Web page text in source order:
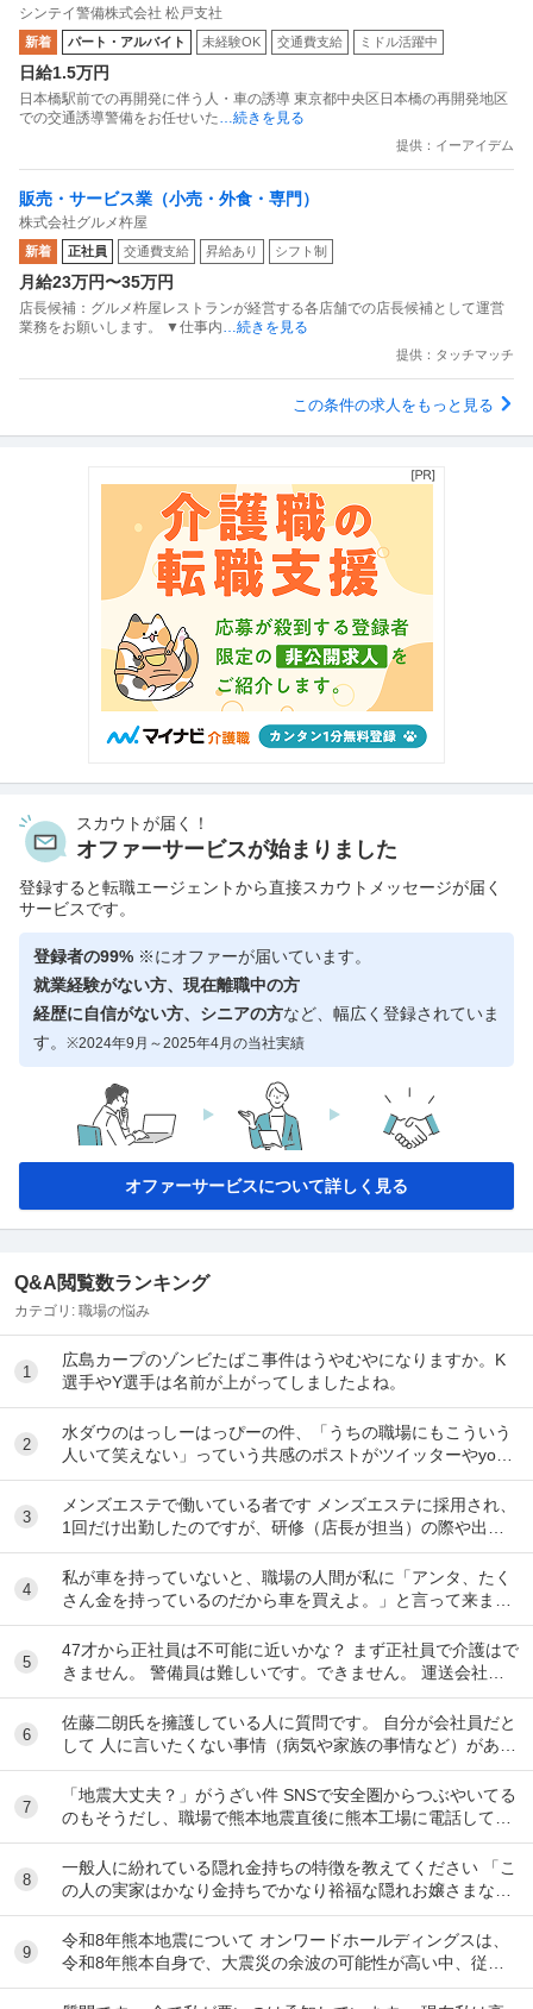
シンテイ警備株式会社 松戸支社
新着 パート・アルバイト 未経験OK 交通費支給 ミドル活躍中
日給1.5万円
日本橋駅前での再開発に伴う人・車の誘導 東京都中央区日本橋の再開発地区
での交通誘導警備をお任せいた …続きを見る
提供：イーアイデム
販売・サービス業（小売・外食・専門）
株式会社グルメ杵屋
新着 正社員 交通費支給 昇給あり シフト制
月給23万円〜35万円
店長候補：グルメ杵屋レストランが経営する各店舗での店長候補として運営
業務をお願いします。 ▼仕事内 …続きを見る
提供：タッチマッチ
この条件の求人をもっと見る
スカウトが届く！
オファーサービスが始まりました
登録すると転職エージェントから直接スカウトメッセージが届く
サービスです。
登録者の99% ※にオファーが届いています。
就業経験がない方、現在離職中の方
経歴に自信がない方、シニアの方など、幅広く登録されていま
す。 ※2024年9月～2025年4月の当社実績
オファーサービスについて詳しく見る
Q&A閲覧数ランキング
カテゴリ: 職場の悩み
1
広島カープのゾンビたばこ事件はうやむやになりますか。K
選手やY選手は名前が上がってしましたよね。
2
水ダウのはっしーはっぴーの件、「うちの職場にもこういう
人いて笑えない」っていう共感のポストがツイッターやyout
ubeのコメント欄に多すぎてそっちに驚いて...
3
メンズエステで働いている者です メンズエステに採用され、
1回だけ出勤したのですが、研修（店長が担当）の際や出勤
時に「元々デリをやっていたなら」という理由で...
4
私が車を持っていないと、職場の人間が私に「アンタ、たく
さん金を持っているのだから車を買えよ。」と言って来ま
す。 でも なんで しんどい思いをして働いた金で...
5
47才から正社員は不可能に近いかな？ まず正社員で介護はで
きません。 警備員は難しいです。できません。 運送会社の
運転手は無理です。できません 過去にうつ...
6
佐藤二朗氏を擁護している人に質問です。 自分が会社員だと
して 人に言いたくない事情（病気や家族の事情など）があ
り、上司や総務等に相談した結果、仕事内容を...
7
「地震大丈夫？」がうざい件 SNSで安全圏からつぶやいてる
のもそうだし、職場で熊本地震直後に熊本工場に電話して
「うるさい！今それどころじゃないんだよ！」...
8
一般人に紛れている隠れ金持ちの特徴を教えてください 「こ
の人の実家はかなり金持ちでかなり裕福な隠れお嬢さまなん
だな」とわかる特徴を教えてください 私の...
9
令和8年熊本地震について オンワードホールディングスは、
令和8年熊本自身で、大震災の余波の可能性が高い中、従業
員に売上金の確保（金庫への預け入れ）を優先さ...